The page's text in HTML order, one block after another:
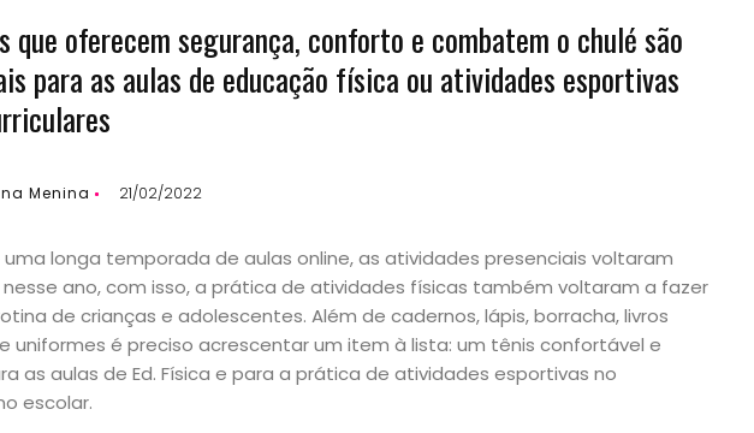
que oferecem segurança, conforto e combatem o chulé são
para as aulas de educação física ou atividades esportivas
Menina 21/02/2022
uma longa temporada de aulas online, as atividades presenciais voltaram
ano, com isso, a prática de atividades físicas também voltaram a fazer
de crianças e adolescentes. Além de cadernos, lápis, borracha, livros
uniformes é preciso acrescentar um item à lista: um tênis confortável e
as aulas de Ed. Física e para a prática de atividades esportivas no
escolar.